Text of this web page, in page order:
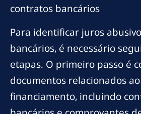
contratos bancários
Para identificar juros
bancários, é necessário
etapas. O primeiro passo é
documentos relacionados
financiamento, incluindo